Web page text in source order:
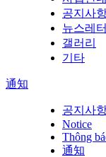
공지사
뉴스레터
갤러리
기타
通知
공지사
Notice
Thông
通知